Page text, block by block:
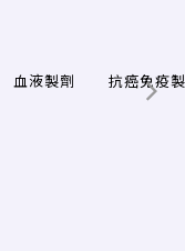
血液製劑 抗癌免疫